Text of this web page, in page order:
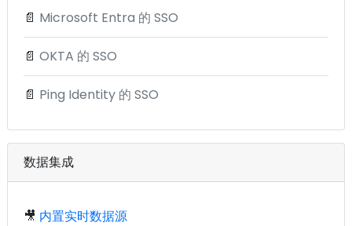
📄 Microsoft Entra 的 SSO
📄 OKTA 的 SSO
📄 Ping Identity 的 SSO
数据集成
🎥 内置实时数据源